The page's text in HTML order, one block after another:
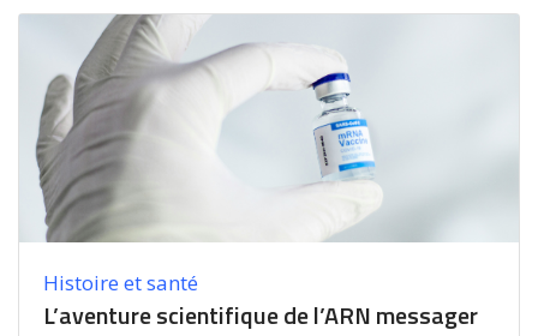
Histoire et santé
L’aventure scientifique de l’ARN messager